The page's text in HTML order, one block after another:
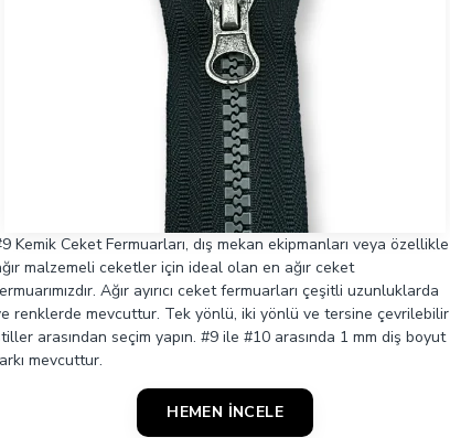
Kemik Ceket Fermuarları, dış mekan ekipmanları veya özellikle
malzemeli ceketler için ideal olan en ağır ceket
Ağır ayırıcı ceket fermuarları çeşitli uzunluklarda
renklerde mevcuttur. Tek yönlü, iki yönlü ve tersine çevrilebilir
arasından seçim yapın. #9 ile #10 arasında 1 mm diş boyut
mevcuttur.
HEMEN İNCELE